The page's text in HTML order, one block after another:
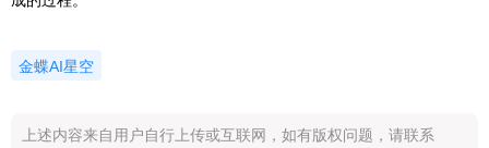
金蝶AI星空
上述内容来自用户自行上传或互联网，如有版权问题，请联系